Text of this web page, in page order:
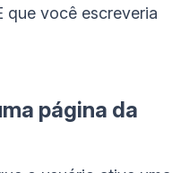
que você escreveria
página da